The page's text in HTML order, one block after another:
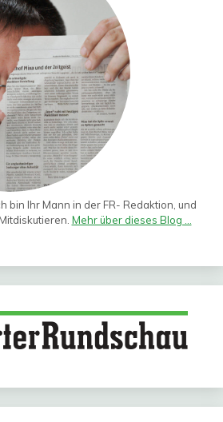
bin Ihr Mann in der FR- Redaktion, und
Mehr über dieses Blog ...